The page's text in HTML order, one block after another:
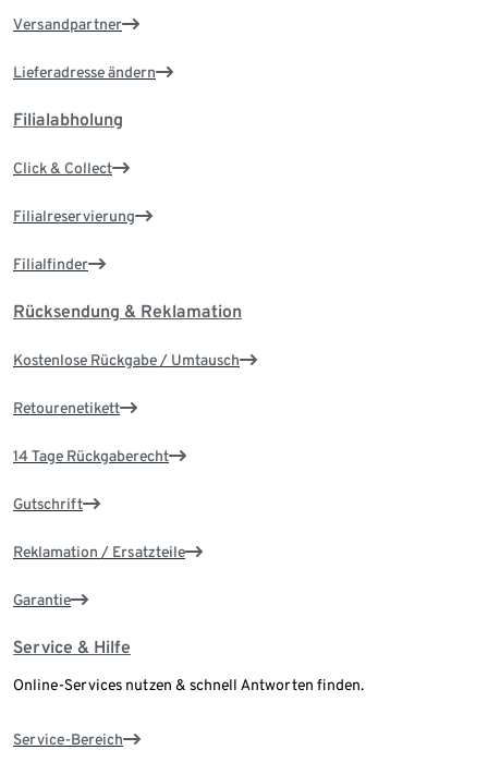
Versandpartner
Lieferadresse ändern
Filialabholung
Click & Collect
Filialreservierung
Filialfinder
Rücksendung & Reklamation
Kostenlose Rückgabe / Umtausch
Retourenetikett
14 Tage Rückgaberecht
Gutschrift
Reklamation / Ersatzteile
Garantie
Service & Hilfe
Online-Services nutzen & schnell Antworten finden.
Service-Bereich